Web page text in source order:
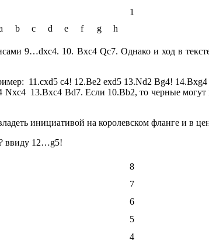
1
b c d e f g h
9…dxc4. 10. Bxc4 Qc7. Однако и ход в
11.cxd5 c4! 12.Be2 exd5 13.Nd2 Bg4!
Nxc4 13.Bxc4 Bd7. Если 10.Bb2, то черные
инициативой на королевском фланге и в
ввиду 12…g5!
8
7
6
5
4